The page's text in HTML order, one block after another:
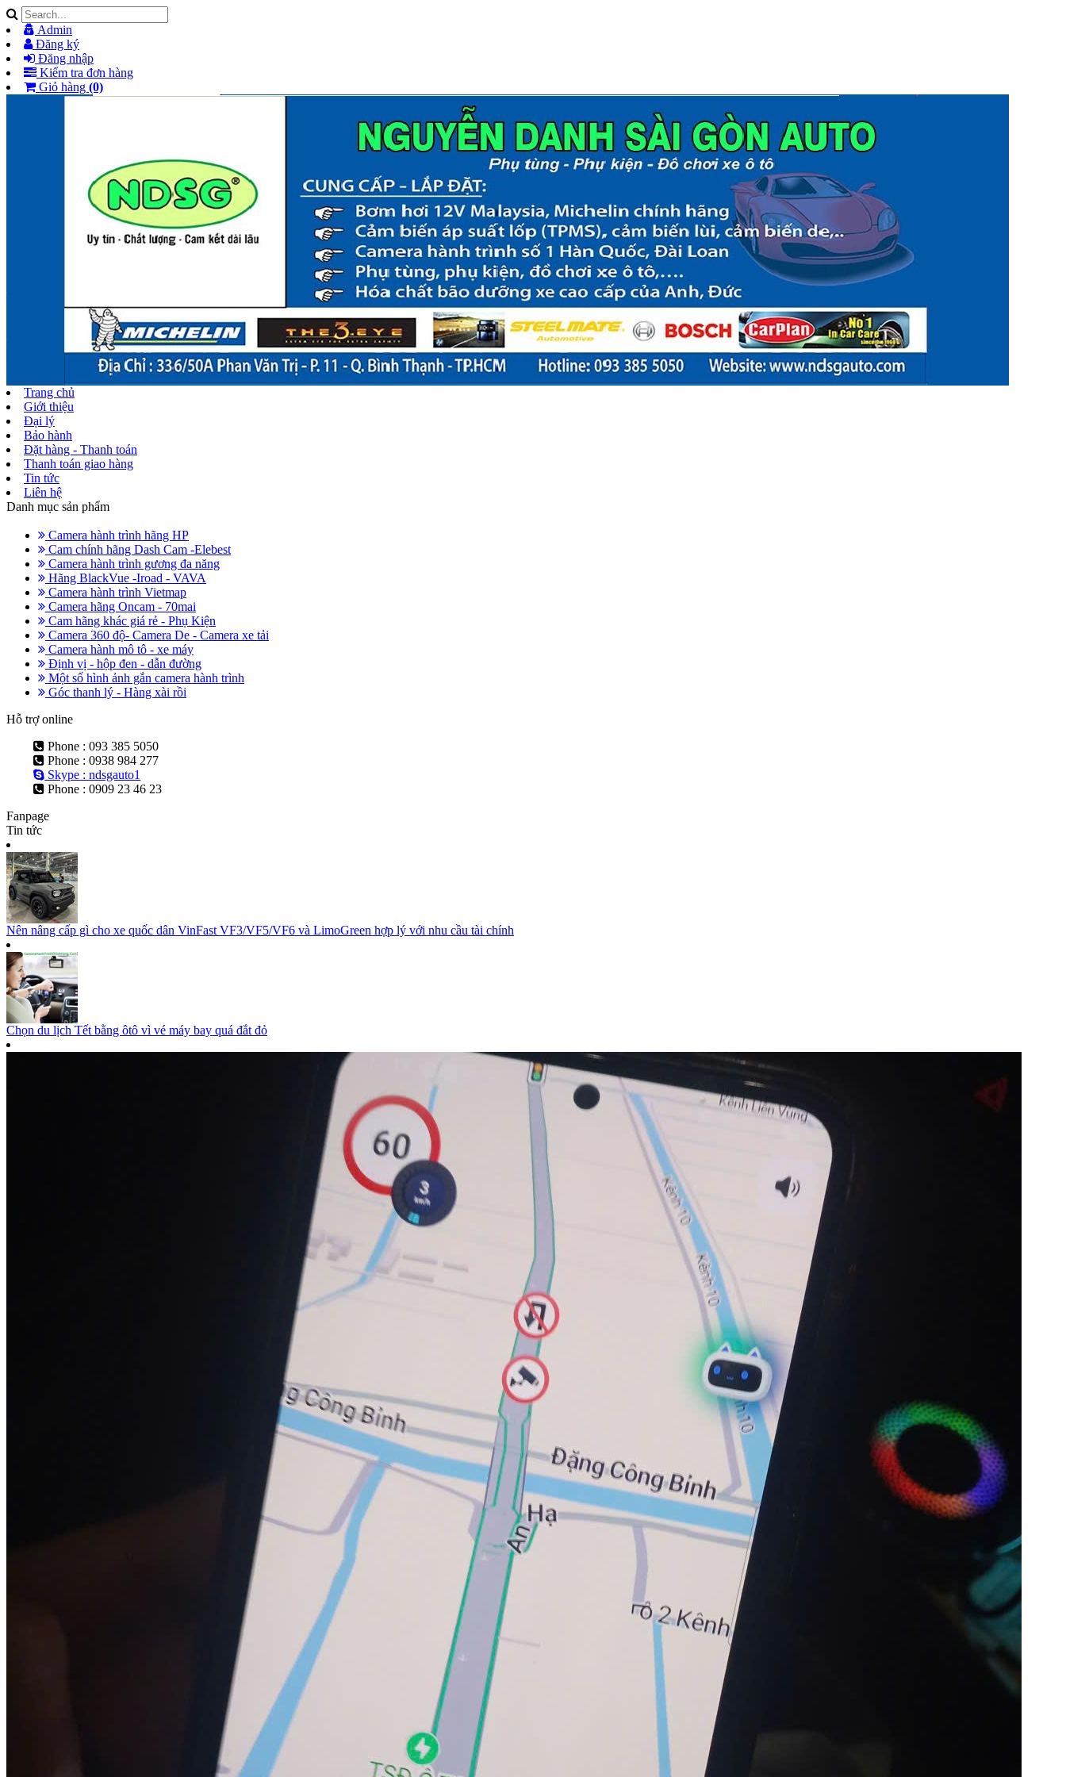
Admin
Đăng ký
Đăng nhập
Kiểm tra đơn hàng
Giỏ hàng (0)
Trang chủ
Giới thiệu
Đại lý
Bảo hành
Đặt hàng - Thanh toán
Thanh toán giao hàng
Tin tức
Liên hệ
Danh mục sản phẩm
Camera hành trình hãng HP
Cam chính hãng Dash Cam -Elebest
Camera hành trình gương đa năng
Hãng BlackVue -Iroad - VAVA
Camera hành trình Vietmap
Camera hãng Oncam - 70mai
Cam hãng khác giá rẻ - Phụ Kiện
Camera 360 độ- Camera De - Camera xe tải
Camera hành mô tô - xe máy
Định vị - hộp đen - dẫn đường
Một số hình ảnh gắn camera hành trình
Góc thanh lý - Hàng xài rồi
Hỗ trợ online
Phone : 093 385 5050
Phone : 0938 984 277
Skype : ndsgauto1
Phone : 0909 23 46 23
Fanpage
Tin tức
Nên nâng cấp gì cho xe quốc dân VinFast VF3/VF5/VF6 và LimoGreen hợp lý với nhu cầu tài chính
Chọn du lịch Tết bằng ôtô vì vé máy bay quá đắt đỏ